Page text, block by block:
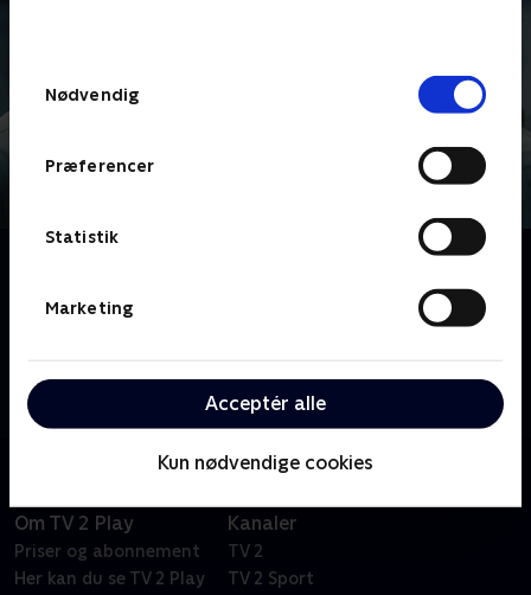
Nødvendig
Præferencer
Statistik
Marketing
Acceptér alle
Kun nødvendige cookies
Hvad skal der til for at være køkkenchef på nogle af
vores allerbedste restauranter? Vi tegner et
driver dem til at stræbe efter perfektion i en verden
fyldt med pres og passion for mad. .
Om TV 2 Play
Priser og abonnement
Her kan du se TV 2 Play
Kanaler
TV 2
TV 2 Sport